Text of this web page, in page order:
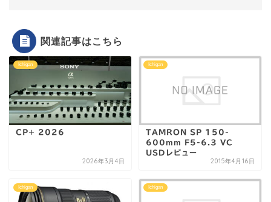
関連記事はこちら
Ichigan
CP+ 2026
2026年3月4日
Ichigan
TAMRON SP 150-
600mm F5-6.3 VC
USDレビュー
2015年4月16日
Ichigan Ichigan